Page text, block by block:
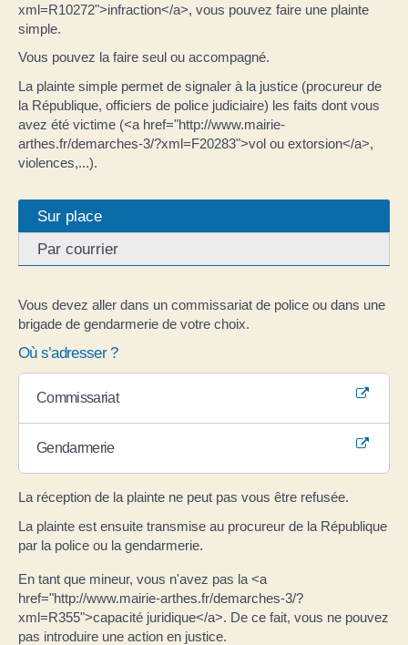
xml=R10272">infraction</a>, vous pouvez faire une plainte
simple.
Vous pouvez la faire seul ou accompagné.
La plainte simple permet de signaler à la justice (procureur de
la République, officiers de police judiciaire) les faits dont vous
avez été victime (<a href="http://www.mairie-
arthes.fr/demarches-3/?xml=F20283">vol ou extorsion</a>,
violences,...).
Sur place
Par courrier
Vous devez aller dans un commissariat de police ou dans une
brigade de gendarmerie de votre choix.
Où s’adresser ?
Commissariat
Gendarmerie
La réception de la plainte ne peut pas vous être refusée.
La plainte est ensuite transmise au procureur de la République
par la police ou la gendarmerie.
En tant que mineur, vous n'avez pas la <a
href="http://www.mairie-arthes.fr/demarches-3/?
xml=R355">capacité juridique</a>. De ce fait, vous ne pouvez
pas introduire une action en justice.